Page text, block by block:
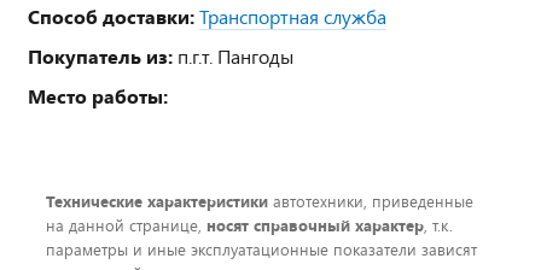
Способ доставки:Транспортная служба
Покупатель из: п.г.т. Пангоды
Место работы:
Технические характеристики автотехники, приведенные
на данной странице, носят справочный характер, т.к.
параметры и иные эксплуатационные показатели зависят